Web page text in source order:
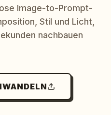
Image-to-Prompt-
Stil und Licht,
nachbauen